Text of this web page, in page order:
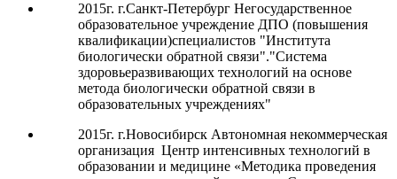
2015г. г.Санкт-Петербург Негосударственное
образовательное учреждение ДПО (повышения
квалификации)специалистов "Института
биологически обратной связи"."Система
здоровьеразвивающих технологий на основе
метода биологически обратной связи в
образовательных учреждениях"
2015г. г.Новосибирск Автономная некоммерческая
организация Центр интенсивных технологий в
образовании и медицине «Методика проведения